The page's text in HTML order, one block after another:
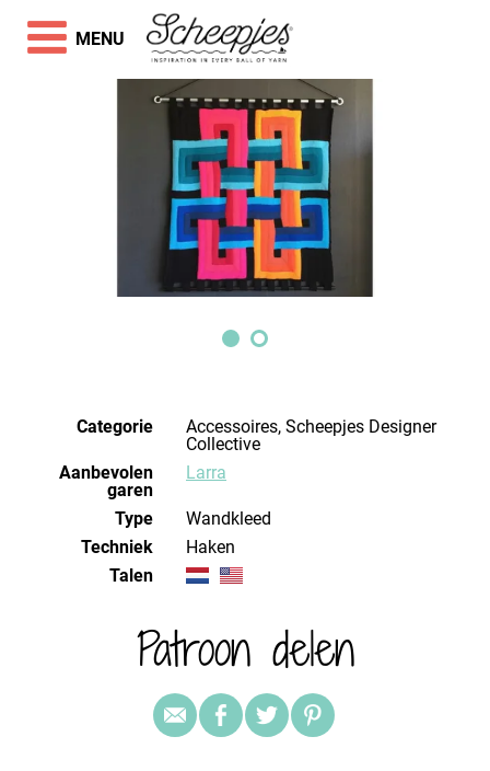
Categorie
Accessoires, Scheepjes Designer
Collective
Aanbevolen
garen
Larra
Type
Wandkleed
Techniek
haken
Talen
Patroon delen
MENU